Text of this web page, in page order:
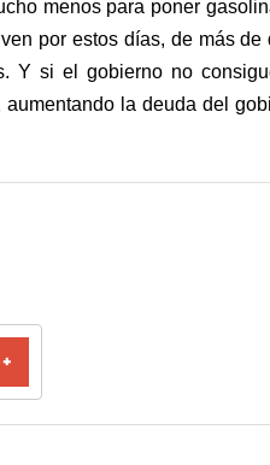
menos para poner
por estos días, de más de
Y si el gobierno no
la deuda del